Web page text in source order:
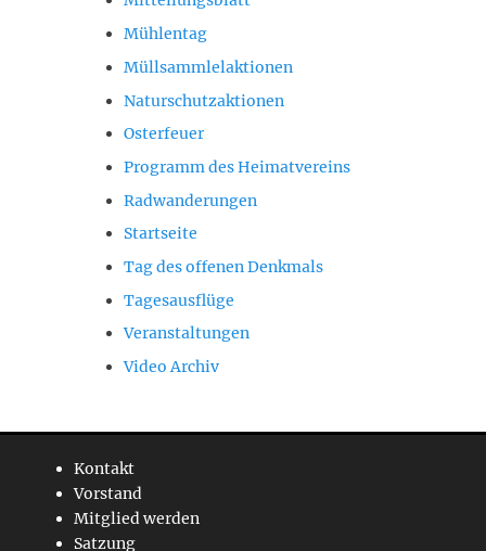
Mühlentag
Müllsammlelaktionen
Naturschutzaktionen
Osterfeuer
Programm des Heimatvereins
Radwanderungen
Startseite
Tag des offenen Denkmals
Tagesausflüge
Veranstaltungen
Video Archiv
Kontakt
Vorstand
Mitglied werden
Satzung